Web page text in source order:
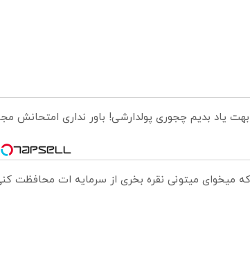
بهت یاد بدیم چجوری پولدارشی! باور نداری امتحانش
که میخوای میتونی نقره بخری از سرمایه ات محافظت